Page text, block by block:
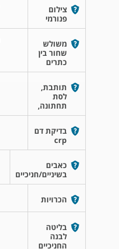
צילום
פנורמי
משולש
שחור בין
כתרים
תותבת,
לסת
תחתונה,
בדיקת דם
crp
כאבים
בשיניים/חניכיים
הכרויות
בליטה
לבנה
החניכיים